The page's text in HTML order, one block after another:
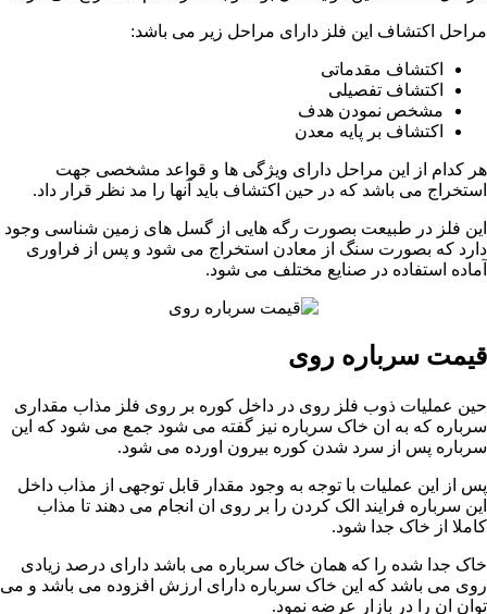
مراحل اکتشاف این فلز دارای مراحل زیر می باشد:
اکتشاف مقدماتی
اکتشاف تفصیلی
مشخص نمودن هدف
اکتشاف بر پایه معدن
هر کدام از این مراحل دارای ویژگی ها و قواعد مشخصی جهت
استخراج می باشد که در حین اکتشاف باید آنها را مد نظر قرار داد.
این فلز در طبیعت بصورت رگه هایی از گسل های زمین شناسی وجود
دارد که بصورت سنگ از معادن استخراج می شود و پس از فراوری
آماده استفاده در صنایع مختلف می شود.
قیمت سرباره روی
حین عملیات ذوب فلز روی در داخل کوره بر روی فلز مذاب مقداری
سرباره که به ان خاک سرباره نیز گفته می شود جمع می شود که این
سرباره پس از سرد شدن کوره بیرون اورده می شود.
پس از این عملیات با توجه به وجود مقدار قابل توجهی از مذاب داخل
این سرباره فرایند الک کردن را بر روی ان انجام می دهند تا مذاب
کاملا از خاک جدا شود.
خاک جدا شده را که همان خاک سرباره می باشد دارای درصد زیادی
روی می باشد که این خاک سرباره دارای ارزش افزوده می باشد و می
توان ان را در بازار عرضه نمود.